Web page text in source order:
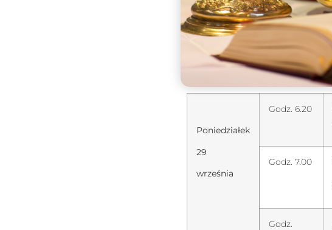
Poniedziałek
29
września
Godz. 6.20
Godz. 7.00
Godz.